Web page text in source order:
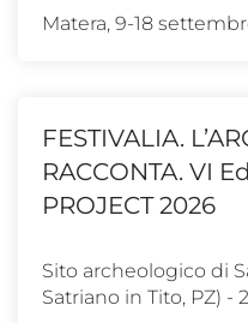
Matera, 9-18
FESTIVALIA.
RACCONTA. VI
PROJECT 2026
Sito archeologico di
Satriano in Tito, PZ) -